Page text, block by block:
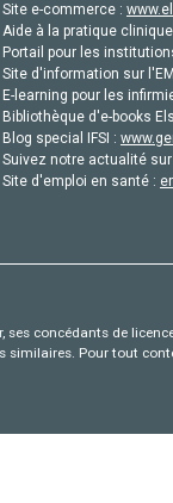
Site e-commerce :
Aide à la pratique
Portail pour les
Site d'information sur
E-learning pour les
Bibliothèque d'e-books
Blog special IFSI :
Suivez notre actualité
Site d'emploi en santé :
concédants de
Pour tout